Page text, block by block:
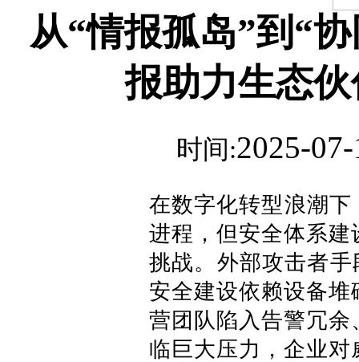
从“情报孤岛”到“
报助力生态
时间:2025-
在数字化转型浪潮下
进程，但安全体系
挑战。外部攻击者
安全建设依赖设备
营团队陷入告警冗
临巨大压力，企业